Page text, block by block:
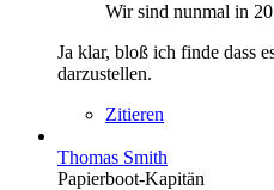
Wir sind nunmal in
Ja klar, bloß ich finde dass
darzustellen.
Zitieren
Thomas Smith
Papierboot-Kapitän